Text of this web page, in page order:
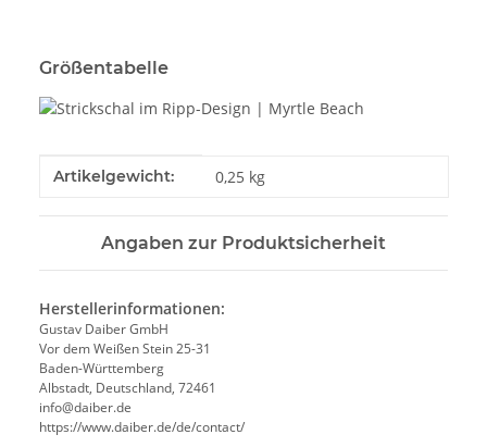
Größentabelle
Produkteigenschaft
Wert
Artikelgewicht: 0,25 kg
Angaben zur Produktsicherheit
Herstellerinformationen:
Gustav Daiber GmbH
Vor dem Weißen Stein 25-31
Baden-Württemberg
Albstadt, Deutschland, 72461
info@daiber.de
https://www.daiber.de/de/contact/